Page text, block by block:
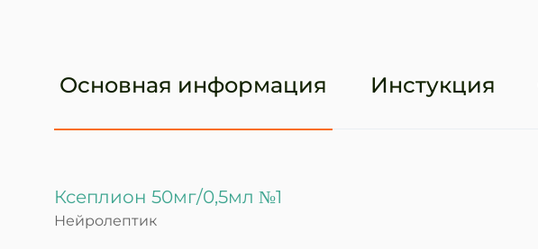
Основная информация Инстукция
Ксеплион 50мг/0,5мл №1
Нейролептик